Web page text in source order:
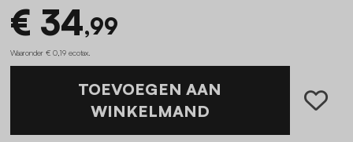
€ 34,99
Waaronder € 0,19 ecotax
TOEVOEGEN AAN
WINKELMAND